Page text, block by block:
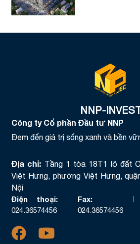
NNP-
Công ty Cổ phần Đầu tư NNP
Đem đến giá trị sống xanh và bền
Địa chỉ: Tầng 1 tòa 18T1 lô đất
Việt Hưng, phường Việt Hưng,
Nội
Điện thoại:
024.36574456
Fax:
024.36574456